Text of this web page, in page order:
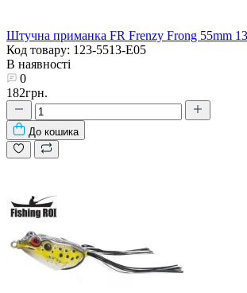
Штучна приманка FR Frenzy Frong 55mm
Код товару: 123-5513-E05
В наявності
0
182грн.
До кошика